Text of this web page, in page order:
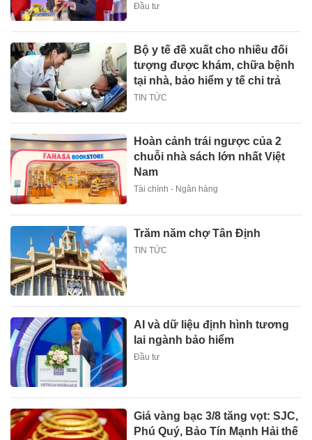
Đầu tư
Bộ y tế đề xuất cho nhiều đối
tượng được khám, chữa bệnh
tại nhà, bảo hiểm y tế chi trả
TIN TỨC
Hoàn cảnh trái ngược của 2
chuỗi nhà sách lớn nhất Việt
Nam
Tài chính - Ngân hàng
Trăm năm chợ Tân Định
TIN TỨC
AI và dữ liệu định hình tương
lai ngành bảo hiểm
Đầu tư
Giá vàng bạc 3/8 tăng vọt: SJC,
Phú Quý, Bảo Tín Mạnh Hải thế